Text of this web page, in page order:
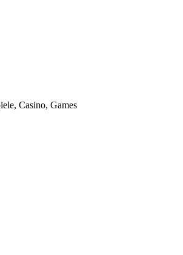
Casino, Games